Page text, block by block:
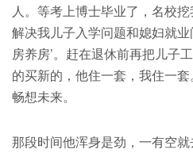
人。等考上博士毕业了，名校
解决我儿子入学问题和媳妇就
房养房’。赶在退休前再把儿子
的买新的，他住一套，我住一
畅想未来。
那段时间他浑身是劲，一有空